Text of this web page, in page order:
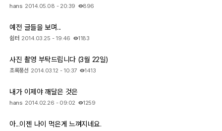
hans 2014.05.08 - 20:39 896
예전 글들을 보며...
쉼터 2014.03.25 - 19:46 1183
사진 촬영 부탁드립니다 (3월 22일)
초록풍선 2014.03.12 - 10:37 1413
내가 이제야 깨달은 것은
hans 2014.02.26 - 09:02 1259
아...이젠 나이 먹은게 느껴지네요.